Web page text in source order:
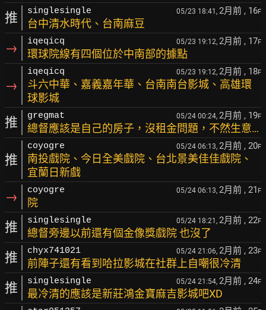
推 singlesingle 05/23 18:41, 2月前 , 16F
台中清水時代、台南麻豆
→ iqeqicq 05/23 19:12, 2月前 , 17F
環球院線有四個位於中南部的據點
→
iqeqicq 05/23 19:12, 2月前 , 18F
斗六中華、嘉義嘉年華、台南南台影城、高雄環
球影城
推 gregmat 05/24 00:24, 2月前 , 19F
總督應該是自己的房子，沒租金問題，不然生意…
推
coyogre 05/24 06:13, 2月前 , 20F
南投戲院、今日全美戲院、台北景美佳佳戲院、
宜蘭日新戲
→ coyogre 05/24 06:13, 2月前 , 21 F
院
推 singlesingle 05/24 18:21, 2月前 , 22F
總督旁邊以前還有個金像獎戲院 也沒了
推 chyx741021 05/24 21:06, 2月前 , 23F
前陣子還有看到哈拉影城在社群上自嘲很冷清
推 singlesingle 05/24 21:54, 2月前 , 24F
最冷清的應該是新莊鴻金寶麻吉影城吧XD